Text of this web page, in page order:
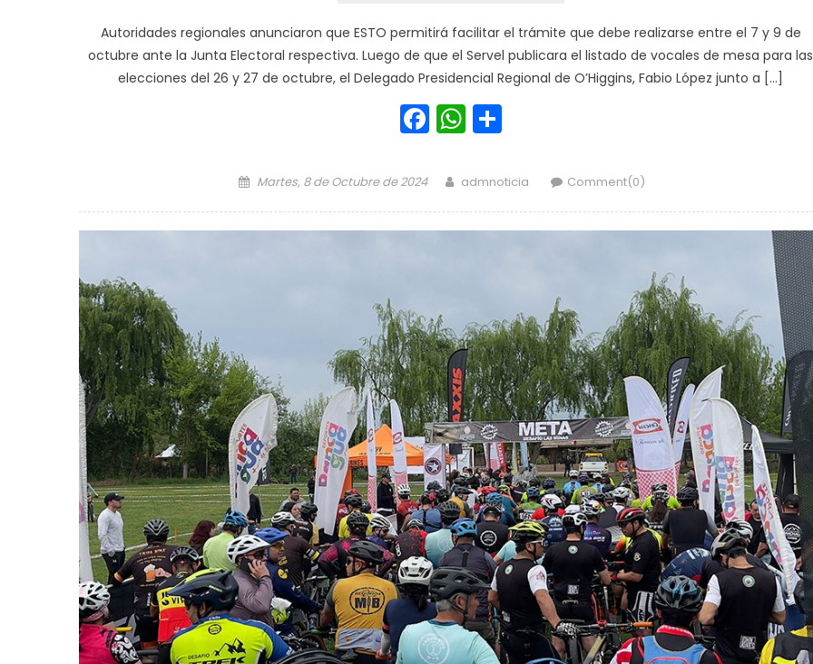
Autoridades regionales anunciaron que ESTO permitirá facilitar el trámite que debe realizarse entre el 7 y 9 de
octubre ante la Junta Electoral respectiva. Luego de que el Servel publicara el listado de vocales de mesa para las
elecciones del 26 y 27 de octubre, el Delegado Presidencial Regional de O’Higgins, Fabio López junto a […]
Facebook
WhatsApp
Share
Posted on
Martes, 8 de Octubre de 2024 Author
admnoticia Comment(0)